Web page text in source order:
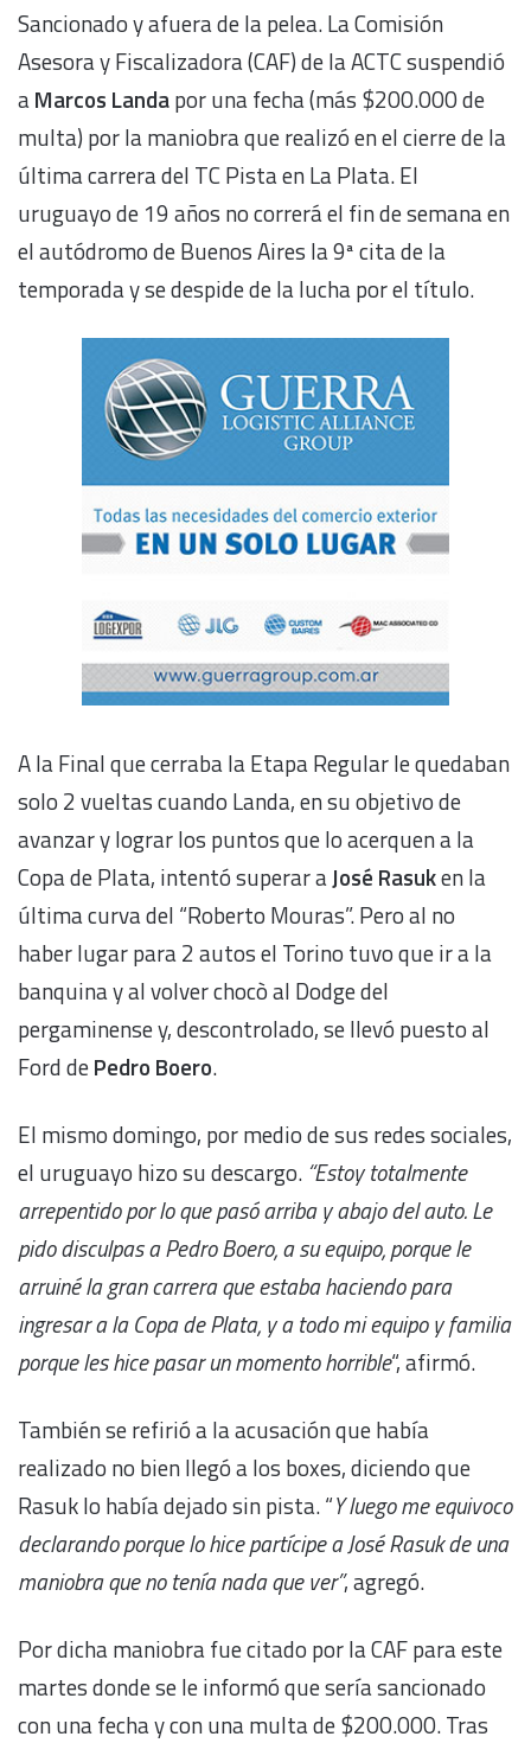
Sancionado y afuera de la pelea. La Comisión
Asesora y Fiscalizadora (CAF) de la ACTC suspendió
aMarcos Landapor una fecha (más $200.000 de
multa) por la maniobra que realizó en el cierre de la
última carrera del TC Pista en La Plata. El
uruguayo de 19 años no correrá el fin de semana en
el autódromo de Buenos Aires la 9ª cita de la
temporada y se despide de la lucha por el título.
A la Final que cerraba la Etapa Regular le quedaban
solo 2 vueltas cuando Landa, en su objetivo de
avanzar y lograr los puntos que lo acerquen a la
Copa de Plata, intentó superar aJosé Rasuken la
última curva del “Roberto Mouras”. Pero al no
haber lugar para 2 autos el Torino tuvo que ir a la
banquina y al volver chocò al Dodge del
pergaminense y, descontrolado, se llevó puesto al
Ford dePedro Boero.
El mismo domingo, por medio de sus redes sociales,
el uruguayo hizo su descargo. “Estoy totalmente
arrepentido por lo que pasó arriba y abajo del auto. Le
pido disculpas a Pedro Boero, a su equipo, porque le
arruiné la gran carrera que estaba haciendo para
ingresar a la Copa de Plata, y a todo mi equipo y familia
porque les hice pasar un momento horrible“, afirmó.
También se refirió a la acusación que había
realizado no bien llegó a los boxes, diciendo que
Rasuk lo había dejado sin pista. “Y luego me equivoco
declarando porque lo hice partícipe a José Rasuk de una
maniobra que no tenía nada que ver”, agregó.
Por dicha maniobra fue citado por la CAF para este
martes donde se le informó que sería sancionado
con una fecha y con una multa de $200.000. Tras